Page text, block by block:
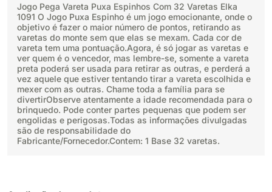
Jogo Pega Vareta Puxa Espinhos Com 32 Varetas Elka
1091 O Jogo Puxa Espinho é um jogo emocionante, onde o
objetivo é fazer o maior número de pontos, retirando as
varetas do monte sem que elas se mexam. Cada cor de
vareta tem uma pontuação.Agora, é só jogar as varetas e
ver quem é o vencedor, mas lembre-se, somente a vareta
preta poderá ser usada para retirar as outras, e perderá a
vez aquele que estiver tentando tirar a vareta escolhida e
mexer com as outras. Chame toda a família para se
divertirObserve atentamente a idade recomendada para o
brinquedo. Pode conter partes pequenas que podem ser
engolidas e perigosas.Todas as informações divulgadas
são de responsabilidade do
Fabricante/Fornecedor.Contem: 1 Base 32 varetas.